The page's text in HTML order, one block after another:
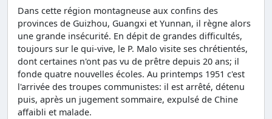
Dans cette région montagneuse aux confins des
provinces de Guizhou, Guangxi et Yunnan, il règne alors
une grande insécurité. En dépit de grandes difficultés,
toujours sur le qui-vive, le P. Malo visite ses chrétientés,
dont certaines n'ont pas vu de prêtre depuis 20 ans; il
fonde quatre nouvelles écoles. Au printemps 1951 c'est
l'arrivée des troupes communistes: il est arrêté, détenu
puis, après un jugement sommaire, expulsé de Chine
affaibli et malade.